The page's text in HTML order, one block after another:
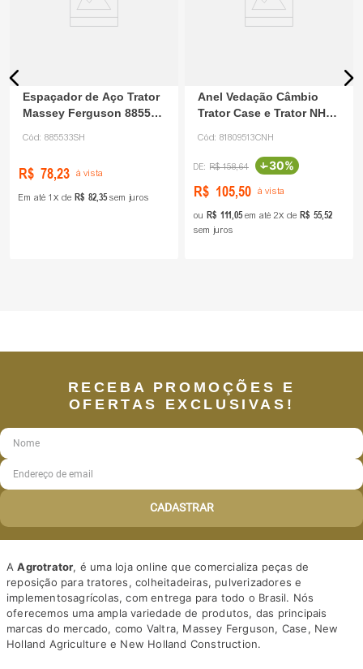
Espaçador de Aço Trator
Massey Ferguson 885533
Cód: 885533SH
R$ 78,23 à vista
Em até 1 de R$ 8235 sem juros
Anel Vedação Câmbio
Trator Case e Trator NH
Cód: 81809513CNH
R$ 158,64 -30%
R$ 105,50 à vista
ou R$ 111 05 em até 2 de R$ 5552
sem juros
RECEBA PROMOÇÕES E
OFERTAS EXCLUSIVAS!
CADASTRAR
AAgrotrator, é uma loja online que comercializa peças de
reposição para tratores, colheitadeiras, pulverizadores e
implementosagrícolas, com entrega para todo o Brasil. Nós
oferecemos uma ampla variedade de produtos, das principais
marcas do mercado, como Valtra, Massey Ferguson, Case, New
Holland Agriculture e New Holland Construction.